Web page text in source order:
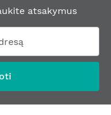
atsakymus